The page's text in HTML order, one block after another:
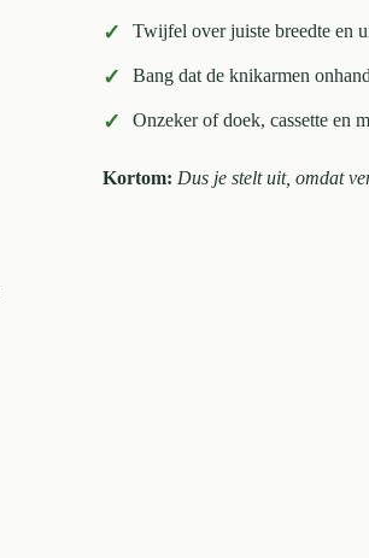
✓ Twijfel over juiste breedte en
✓ Bang dat de knikarmen
✓ Onzeker of doek, cassette en
Kortom: Dus je stelt uit, omdat